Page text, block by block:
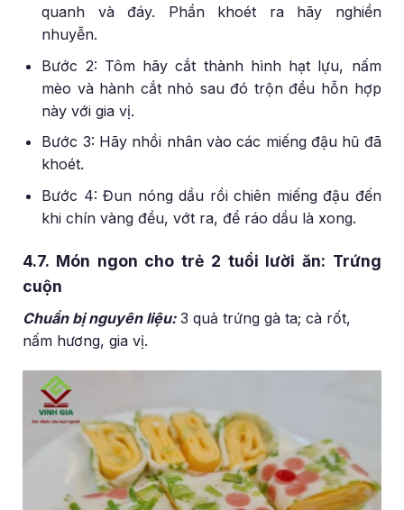
quanh và đáy. Phần khoét ra hãy nghiền
nhuyễn.
Bước 2: Tôm hãy cắt thành hình hạt lựu, nấm
mèo và hành cắt nhỏ sau đó trộn đều hỗn hợp
này với gia vị.
Bước 3: Hãy nhồi nhân vào các miếng đậu hũ đã
khoét.
Bước 4: Đun nóng dầu rồi chiên miếng đậu đến
khi chín vàng đều, vớt ra, để ráo dầu là xong.
4.7. Món ngon cho trẻ 2 tuổi lười ăn: Trứng
cuộn
Chuẩn bị nguyên liệu: 3 quả trứng gà ta; cà rốt,
nấm hương, gia vị.